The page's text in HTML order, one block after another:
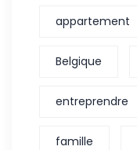
appartement
Belgique
entreprendre
famille